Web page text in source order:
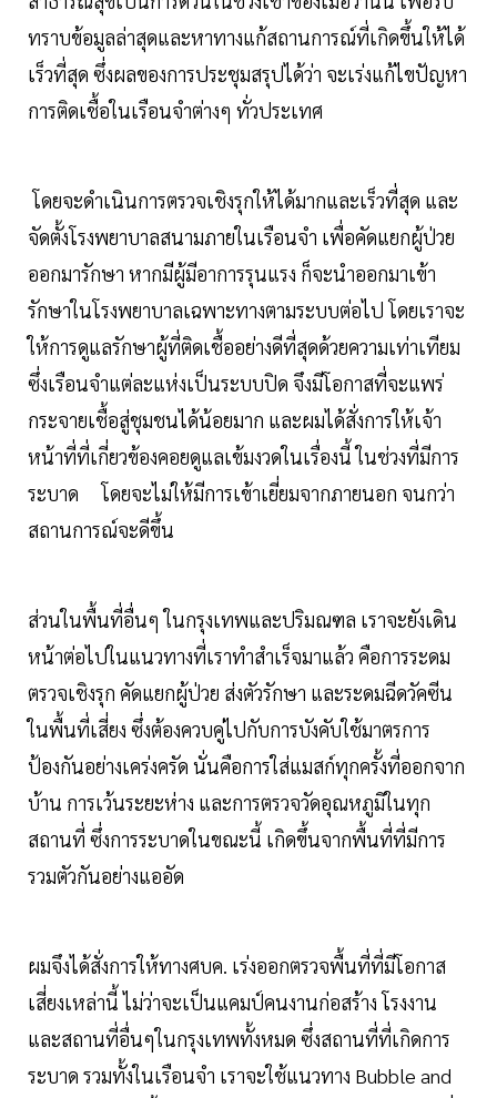
ทราบข้อมูลล่าสุดและหาทางแก้สถานการณ์ที่เกิดขึ้นให้ได้
เร็วที่สุด ซึ่งผลของการประชุมสรุปได้ว่า จะเร่งแก้ไขปัญหา
การติดเชื้อในเรือนจำต่างๆ ทั่วประเทศ
โดยจะดำเนินการตรวจเชิงรุกให้ได้มากและเร็วที่สุด และ
จัดตั้งโรงพยาบาลสนามภายในเรือนจำ เพื่อคัดแยกผู้ป่วย
ออกมารักษา หากมีผู้มีอาการรุนแรง ก็จะนำออกมาเข้า
รักษาในโรงพยาบาลเฉพาะทางตามระบบต่อไป โดยเราจะ
ให้การดูแลรักษาผู้ที่ติดเชื้ออย่างดีที่สุดด้วยความเท่าเทียม
ซึ่งเรือนจำแต่ละแห่งเป็นระบบปิด จึงมีโอกาสที่จะแพร่
กระจายเชื้อสู่ชุมชนได้น้อยมาก และผมได้สั่งการให้เจ้า
หน้าที่ที่เกี่ยวข้องคอยดูแลเข้มงวดในเรื่องนี้ ในช่วงที่มีการ
ระบาด โดยจะไม่ให้มีการเข้าเยี่ยมจากภายนอก จนกว่า
สถานการณ์จะดีขึ้น
ส่วนในพื้นที่อื่นๆ ในกรุงเทพและปริมณฑล เราจะยังเดิน
หน้าต่อไปในแนวทางที่เราทำสำเร็จมาแล้ว คือการระดม
ตรวจเชิงรุก คัดแยกผู้ป่วย ส่งตัวรักษา และระดมฉีดวัคซีน
ในพื้นที่เสี่ยง ซึ่งต้องควบคู่ไปกับการบังคับใช้มาตรการ
ป้องกันอย่างเคร่งครัด นั่นคือการใส่แมสก์ทุกครั้งที่ออกจาก
บ้าน การเว้นระยะห่าง และการตรวจวัดอุณหภูมิในทุก
สถานที่ ซึ่งการระบาดในขณะนี้ เกิดขึ้นจากพื้นที่ที่มีการ
รวมตัวกันอย่างแออัด
ผมจึงได้สั่งการให้ทางศบค. เร่งออกตรวจพื้นที่ที่มีโอกาส
เสี่ยงเหล่านี้ ไม่ว่าจะเป็นแคมป์คนงานก่อสร้าง โรงงาน
และสถานที่อื่นๆในกรุงเทพทั้งหมด ซึ่งสถานที่ที่เกิดการ
ระบาด รวมทั้งในเรือนจำ เราจะใช้แนวทาง Bubble and